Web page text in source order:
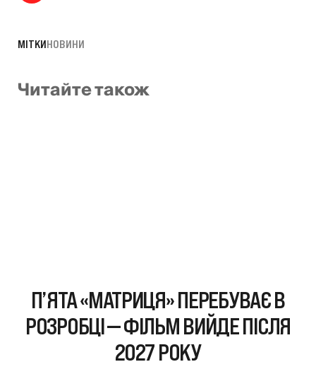
МІТКИНОВИНИ
Читайте також
П’ЯТА «МАТРИЦЯ» ПЕРЕБУВАЄ В
РОЗРОБЦІ — ФІЛЬМ ВИЙДЕ ПІСЛЯ
2027 РОКУ